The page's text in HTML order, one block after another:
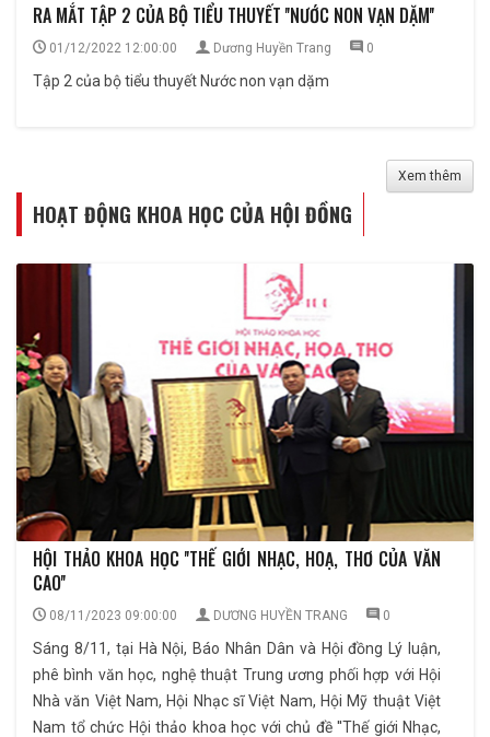
RA MẮT TẬP 2 CỦA BỘ TIỂU THUYẾT ''NƯỚC NON VẠN DẶM''
01/12/2022 12:00:00 Dương Huyền Trang 0
Tập 2 của bộ tiểu thuyết Nước non vạn dặm
Xem thêm
HOẠT ĐỘNG KHOA HỌC CỦA HỘI ĐỒNG
HỘI THẢO KHOA HỌC ''THẾ GIỚI NHẠC, HOẠ, THƠ CỦA VĂN
CAO''
08/11/2023 09:00:00 DƯƠNG HUYỀN TRANG 0
Sáng 8/11, tại Hà Nội, Báo Nhân Dân và Hội đồng Lý luận,
phê bình văn học, nghệ thuật Trung ương phối hợp với Hội
Nhà văn Việt Nam, Hội Nhạc sĩ Việt Nam, Hội Mỹ thuật Việt
Nam tổ chức Hội thảo khoa học với chủ đề ''Thế giới Nhạc,